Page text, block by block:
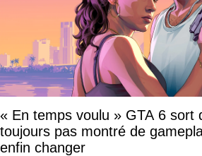
« En temps voulu » GTA 6 sort
toujours pas montré de
enfin changer